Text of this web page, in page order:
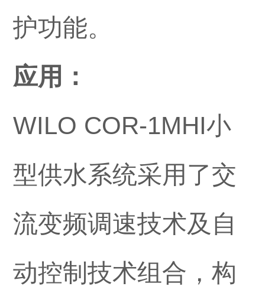
护功能。
应用：
WILO COR-1MHI小
型供水系统采用了交
流变频调速技术及自
动控制技术组合，构